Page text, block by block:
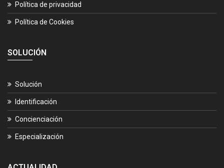
Política de privacidad
Política de Cookies
SOLUCIÓN
Solución
Identificación
Concienciación
Especialización